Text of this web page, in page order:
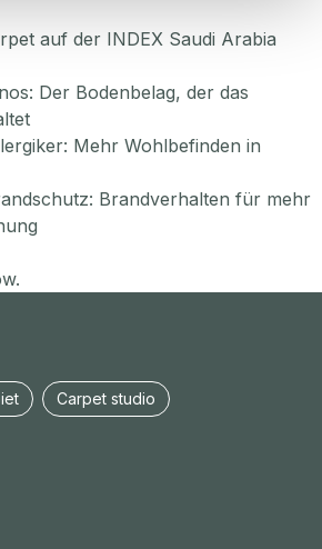
auf der INDEX Saudi Arabia
Der Bodenbelag, der das
Mehr Wohlbefinden in
Brandverhalten für mehr
Carpet studio